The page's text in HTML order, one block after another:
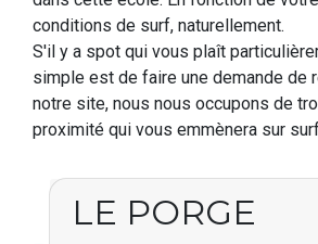
conditions de surf, naturellement.
S'il y a spot qui vous plaît
simple est de faire une demande de
notre site, nous nous occupons de
proximité qui vous emmènera sur
LE PORGE